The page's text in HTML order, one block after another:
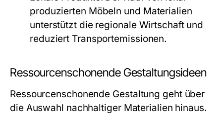
produzierten Möbeln und Materialien
unterstützt die regionale Wirtschaft und
reduziert Transportemissionen.
Ressourcenschonende Gestaltungsideen
Ressourcenschonende Gestaltung geht über
die Auswahl nachhaltiger Materialien hinaus.